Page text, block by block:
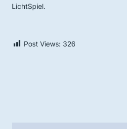
LichtSpiel.
Post Views: 326